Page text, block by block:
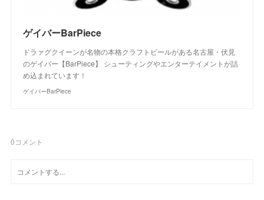
ゲイバーBarPiece
ドラァグクイーンが名物の本格クラフトビールがある名古屋・伏見
のゲイバー【BarPiece】 シューティングやエンターテイメントが詰
め込まれています！
ゲイバーBarPiece
0コメント